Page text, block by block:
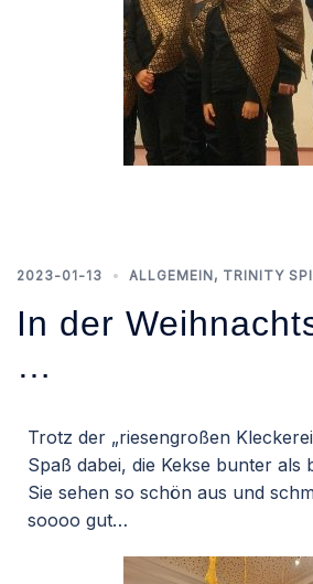
2023-01-13 ALLGEMEIN, TRINITY
In der
…
Trotz der „riesengroßen
Spaß dabei, die Kekse bunter als
Sie sehen so schön aus und
soooo gut…